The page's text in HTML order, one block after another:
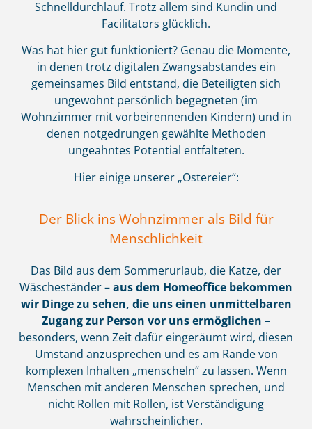
Schnelldurchlauf. Trotz allem sind Kundin und
Facilitators glücklich.
Was hat hier gut funktioniert? Genau die Momente,
in denen trotz digitalen Zwangsabstandes ein
gemeinsames Bild entstand, die Beteiligten sich
ungewohnt persönlich begegneten (im
Wohnzimmer mit vorbeirennenden Kindern) und in
denen notgedrungen gewählte Methoden
ungeahntes Potential entfalteten.
Hier einige unserer „Ostereier“:
Der Blick ins Wohnzimmer als Bild für
Menschlichkeit
Das Bild aus dem Sommerurlaub, die Katze, der
Wäscheständer –aus dem Homeoffice bekommen
wir Dinge zu sehen, die uns einen unmittelbaren
Zugang zur Person vor uns ermöglichen –
besonders, wenn Zeit dafür eingeräumt wird, diesen
Umstand anzusprechen und es am Rande von
komplexen Inhalten „menscheln“ zu lassen. Wenn
Menschen mit anderen Menschen sprechen, und
nicht Rollen mit Rollen, ist Verständigung
wahrscheinlicher.